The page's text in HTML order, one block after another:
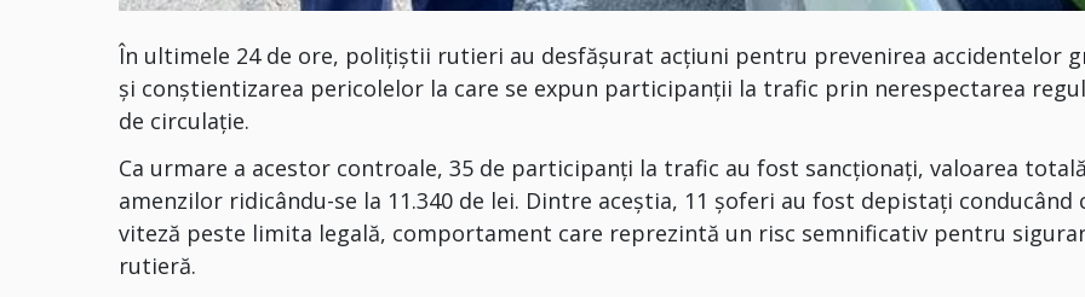
În ultimele 24 de ore, polițiștii rutieri au desfășurat acțiuni pentru prevenirea accidentelor
și conștientizarea pericolelor la care se expun participanții la trafic prin nerespectarea
de circulație.
Ca urmare a acestor controale, 35 de participanți la trafic au fost sancționați, valoarea
amenzilor ridicându-se la 11.340 de lei. Dintre aceștia, 11 șoferi au fost depistați conducând
viteză peste limita legală, comportament care reprezintă un risc semnificativ pentru
rutieră.